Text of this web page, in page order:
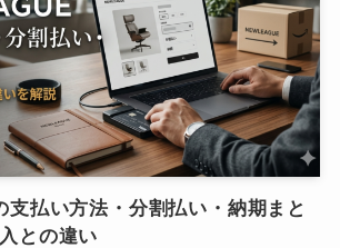
支払い方法・分割払い・納期まと
との違い